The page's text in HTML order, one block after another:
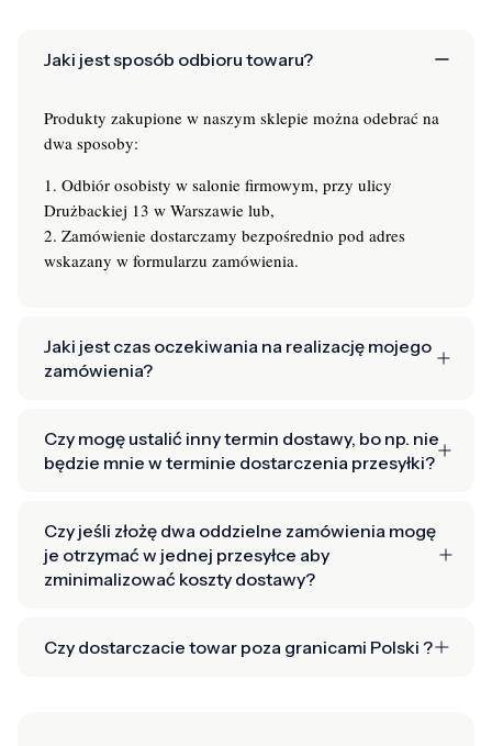
Jaki jest sposób odbioru towaru?
Produkty zakupione w naszym sklepie można odebrać na
dwa sposoby:
1. Odbiór osobisty w salonie firmowym, przy ulicy
Drużbackiej 13 w Warszawie lub,
2. Zamówienie dostarczamy bezpośrednio pod adres
wskazany w formularzu zamówienia.
Jaki jest czas oczekiwania na realizację mojego
zamówienia?
Czy mogę ustalić inny termin dostawy, bo np. nie
będzie mnie w terminie dostarczenia przesyłki?
Czy jeśli złożę dwa oddzielne zamówienia mogę
je otrzymać w jednej przesyłce aby
zminimalizować koszty dostawy?
Czy dostarczacie towar poza granicami Polski ?